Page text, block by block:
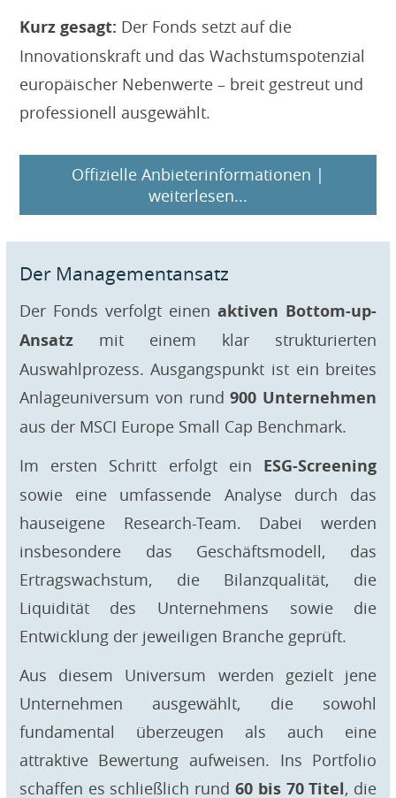
Kurz gesagt: Der Fonds setzt auf die
Innovationskraft und das Wachstumspotenzial
europäischer Nebenwerte – breit gestreut und
professionell ausgewählt.
Offizielle Anbieterinformationen |
weiterlesen...
Der Managementansatz
Der Fonds verfolgt einenaktiven Bottom-up-
Ansatzmit einem klar strukturierten
Auswahlprozess. Ausgangspunkt ist ein breites
Anlageuniversum von rund900 Unternehmen
aus der MSCI Europe Small Cap Benchmark.
Im ersten Schritt erfolgt ein ESG-Screening
sowie eine umfassende Analyse durch das
hauseigene Research-Team. Dabei werden
insbesondere das Geschäftsmodell, das
Ertragswachstum, die Bilanzqualität, die
Liquidität des Unternehmens sowie die
Entwicklung der jeweiligen Branche geprüft.
Aus diesem Universum werden gezielt jene
Unternehmen ausgewählt, die sowohl
fundamental überzeugen als auch eine
attraktive Bewertung aufweisen. Ins Portfolio
schaffen es schließlich rund 60 bis 70 Titel, die